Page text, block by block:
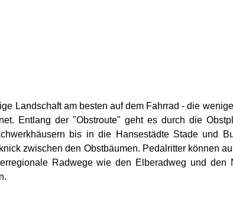
Landschaft am besten auf dem Fahrrad - die
Entlang der "Obstroute" geht es durch die
bis in die Hansestädte Stade und
zwischen den Obstbäumen. Pedalritter können
Radwege wie den Elberadweg und den